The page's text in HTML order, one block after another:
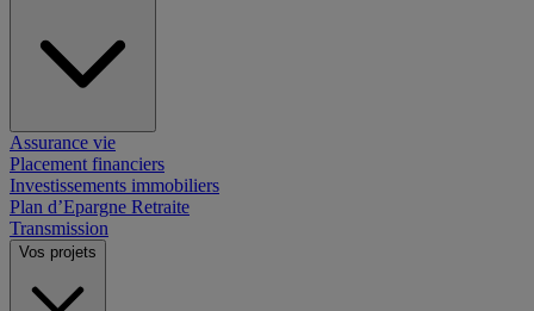
Assurance vie
Placement financiers
Investissements immobiliers
Plan d’Epargne Retraite
Transmission
Vos projets